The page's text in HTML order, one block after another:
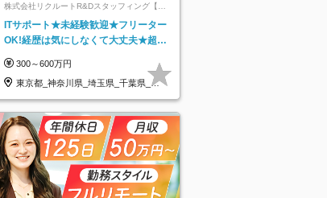
株式会社リクルートR&Dスタッフィング【リ
クルートグループ】
ITサポート★未経験歓迎★フリーター
OK!経歴は気にしなくて大丈夫★超大
300～600万円
東京都_神奈川県_埼玉県_千葉県_大
阪府…